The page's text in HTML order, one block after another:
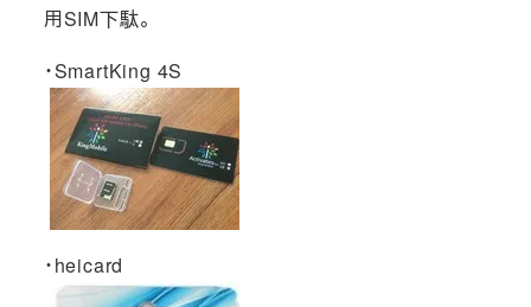
用SIM下駄。
・SmartKing 4S
・heicard